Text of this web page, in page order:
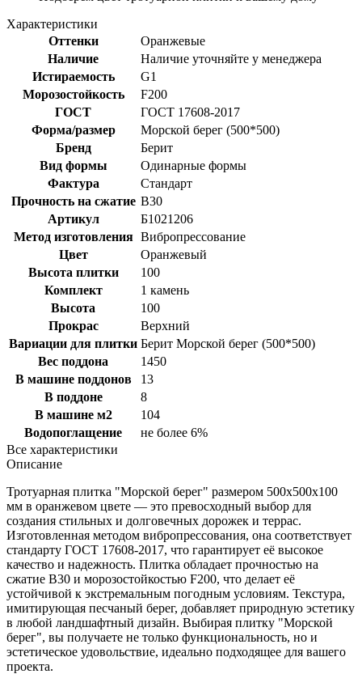
Характеристики
Оттенки
Оранжевые
Наличие
Наличие уточняйте у менеджера
Истираемость
G1
Морозостойкость
F200
ГОСТ
ГОСТ 17608-2017
Форма/размер
Морской берег (500*500)
Бренд
Берит
Вид формы
Одинарные формы
Фактура
Стандарт
Прочность на сжатие B30
Артикул
Б1021206
Метод изготовления Вибропрессование
Цвет
Оранжевый
Высота плитки
100
Комплект
1 камень
Высота
100
Прокрас
Верхний
Вариации для плитки Берит Морской берег (500*500)
Вес поддона
1450
В машине поддонов
13
В поддоне
8
В машине м2
104
Водопоглащение
не более 6%
Все характеристики
Описание
Тротуарная плитка "Морской берег" размером 500х500х100
мм в оранжевом цвете — это превосходный выбор для
создания стильных и долговечных дорожек и террас.
Изготовленная методом вибропрессования, она соответствует
стандарту ГОСТ 17608-2017, что гарантирует её высокое
качество и надежность. Плитка обладает прочностью на
сжатие B30 и морозостойкостью F200, что делает её
устойчивой к экстремальным погодным условиям. Текстура,
имитирующая песчаный берег, добавляет природную эстетику
в любой ландшафтный дизайн. Выбирая плитку "Морской
берег", вы получаете не только функциональность, но и
эстетическое удовольствие, идеально подходящее для вашего
проекта.